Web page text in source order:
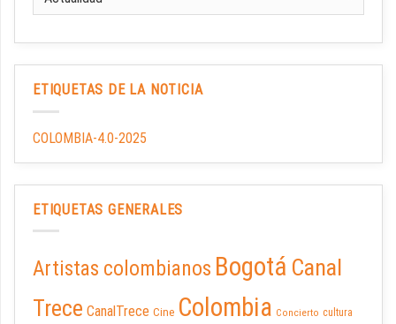
ETIQUETAS DE LA NOTICIA
COLOMBIA-4.0-2025
ETIQUETAS GENERALES
Artistas colombianos Bogotá Canal
Trece CanalTrece Cine Colombia Concierto cultura